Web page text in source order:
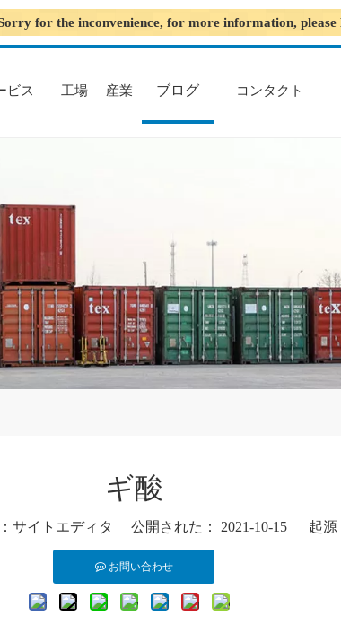
for the inconvenience, for more information, please
ビス 工場 産業 ブログ コンタクト
ギ酸
サイトエディタ 公開された： 2021-10-15 起源
お問い合わせ